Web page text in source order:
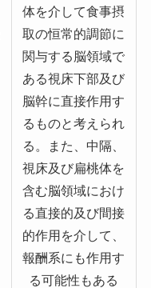
体を介して食事摂
取の恒常的調節に
関与する脳領域で
ある視床下部及び
脳幹に直接作用す
るものと考えられ
る。また、中隔、
視床及び扁桃体を
含む脳領域におけ
る直接的及び間接
的作用を介して、
報酬系にも作用す
る可能性もある